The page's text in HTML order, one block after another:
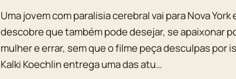
Uma jovem com paralisia cerebral vai para Nova York
descobre que também pode desejar, se apaixonar
mulher e errar, sem que o filme peça desculpas por
Kalki Koechlin entrega uma das atu…